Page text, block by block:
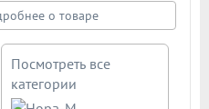
о товаре
Посмотреть все
категории